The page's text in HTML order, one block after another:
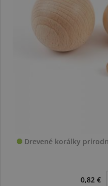
Drevené korálky
0,82 €